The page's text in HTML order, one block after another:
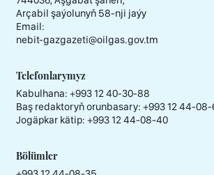
Arçabil şaýolunyň 58-nji jaýy
Email:
nebit-gazgazeti@oilgas.gov.tm
Telefonlarymyz
Kabulhana: +993 12 40-30-88
Baş redaktoryň orunbasary: +993 12 44-08-
Jogäpkar kätip: +993 12 44-08-40
Bölümler